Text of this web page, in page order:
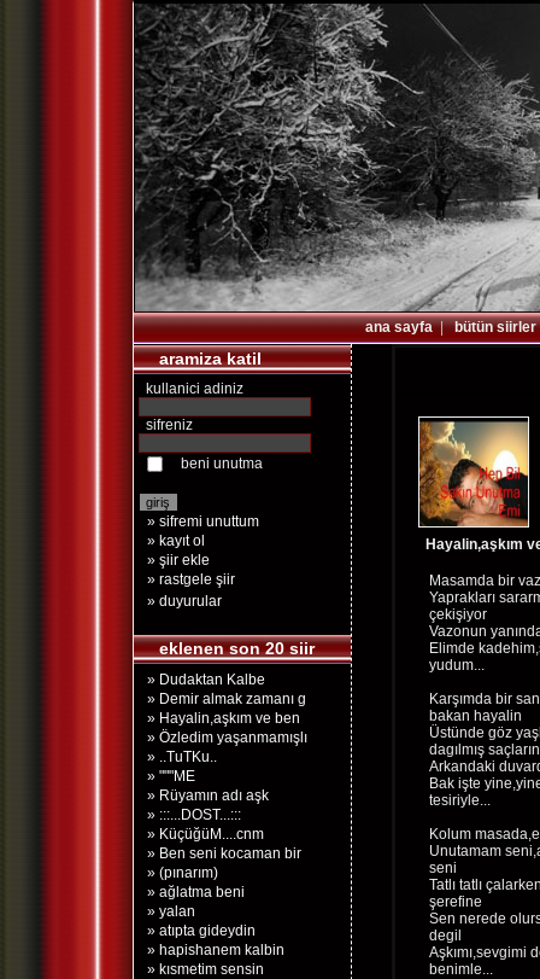
ana sayfa|bütün siirler
aramiza katil
kullanici adiniz
sifreniz
beni unutma
» sifremi unuttum
» kayıt ol
» şiir ekle
» rastgele şiir
» duyurular
eklenen son 20 siir
» Dudaktan Kalbe
» Demir almak zamanı g
» Hayalin,aşkım ve ben
» Özledim yaşanmamışlı
» ..TuTKu..
» """ME
» Rüyamın adı aşk
» :::...DOST...:::
» KüçüğüM....cnm
» Ben seni kocaman bir
» (pınarım)
» ağlatma beni
» yalan
» atıpta gideydin
» hapishanem kalbin
» kısmetim sensin
Hayalin,aşkım
Masamda bir
Yaprakları
çekişiyor
Vazonun
Elimde
yudum...
Karşımda bir
bakan hayalin
Üstünde göz
dagılmış saçların
Arkandaki
Bak işte
tesiriyle...
Kolum
Unutamam
seni
Tatlı tatlı
şerefine
Sen nerede
degil
Aşkımı,sevgimi
benimle...